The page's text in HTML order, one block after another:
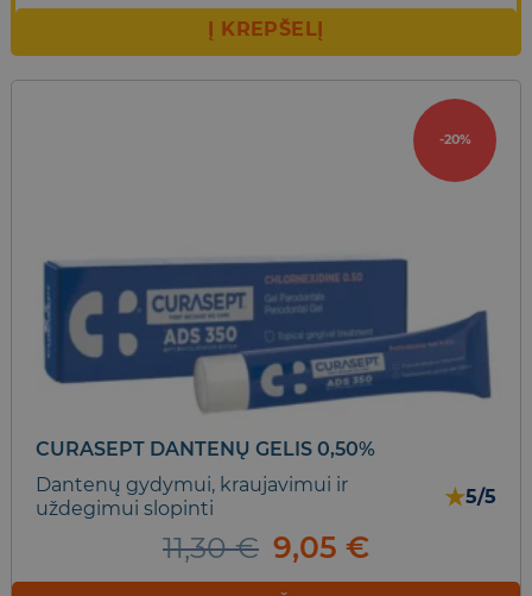
Į KREPŠELĮ
-20%
CURASEPT DANTENŲ GELIS 0,50%
Dantenų gydymui, kraujavimui ir
uždegimui slopinti
★5/5
11,30€ Original
price
9,05 €Current
price